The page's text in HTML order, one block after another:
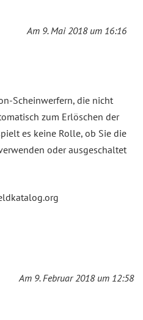
Am 9. Mai 2018 um 16:16
Scheinwerfern, die nicht
zum Erlöschen der
es keine Rolle, ob Sie die
oder ausgeschaltet
Am 9. Februar 2018 um 12:58